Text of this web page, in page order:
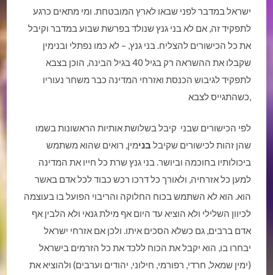
ישראל במדבר לפני שבאו לארץ המובטחת. ומי מתאים כרגע
לתפקיד זה, אם לא בני גנץ שנולד בפרשת שבוע במדבר וקיבל
את כל הכישורים להצליח. בני גנץ, – לא כמו נפתלי ובנימין
שקבלו את ההשראה רק בגיל 40 בגיל הבינה, הוכן בצבא
לתפקיד לגיבוש הכנסת ואזרחי המדינה כבר משחר נעוריו
כשהתגייס לצבא,
לפי הכישורים שבני קיבל בשלושת אותיות הראשונות בשמו
שהן זהות לכישורים שקיבל בנימין, רואים שהוא משתמש
ביכולותיו בחוכמה וביושר. בני גנץ שרת כל חייו את המדינה
למען כל אזרחיה, ולאורך כל דרכו רכש כבוד לכל אדם באשר
הוא. הוא לא השתמש בכוח החלוקה והריבוי הפועל בו בעוצמה
לכיוון השלילי ולא הוציא עד היום אף מילת גנאי ולא הלבין אף
אדם ברבים, גם כשלא הסכים איתו. ולכן אם אזרחי ישראל
יבחרו בו, הוא יקבל את הכוח ללכד את כל הזרמים בישראל
(ימין שמאל, חרדי, רפורמי, חילוני, יהודים וערבים) ולהוציא את